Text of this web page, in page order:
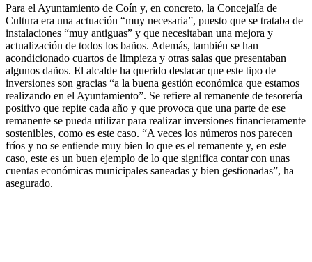
Para el Ayuntamiento de Coín y, en concreto, la Concejalía de
Cultura era una actuación “muy necesaria”, puesto que se trataba de
instalaciones “muy antiguas” y que necesitaban una mejora y
actualización de todos los baños. Además, también se han
acondicionado cuartos de limpieza y otras salas que presentaban
algunos daños. El alcalde ha querido destacar que este tipo de
inversiones son gracias “a la buena gestión económica que estamos
realizando en el Ayuntamiento”. Se refiere al remanente de tesorería
positivo que repite cada año y que provoca que una parte de ese
remanente se pueda utilizar para realizar inversiones financieramente
sostenibles, como es este caso. “A veces los números nos parecen
fríos y no se entiende muy bien lo que es el remanente y, en este
caso, este es un buen ejemplo de lo que significa contar con unas
cuentas económicas municipales saneadas y bien gestionadas”, ha
asegurado.